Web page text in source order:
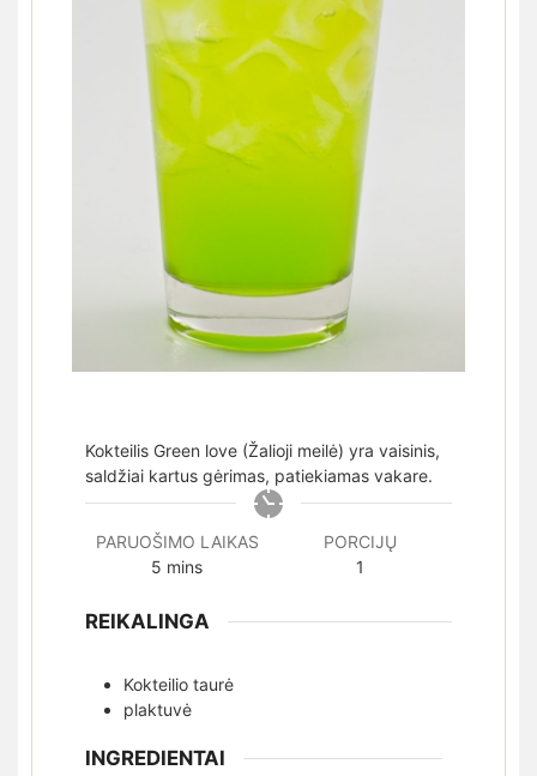
Kokteilis Green love (Žalioji meilė) yra vaisinis,
saldžiai kartus gėrimas, patiekiamas vakare.
PARUOŠIMO LAIKAS
5 minutes
mins
PORCIJŲ
1
REIKALINGA
Kokteilio taurė
plaktuvė
INGREDIENTAI